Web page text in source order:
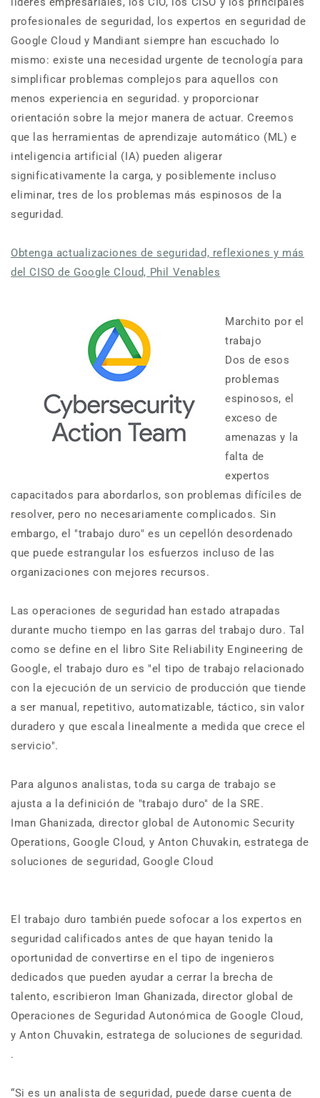
profesionales de seguridad, los expertos en seguridad de
Google Cloud y Mandiant siempre han escuchado lo
mismo: existe una necesidad urgente de tecnología para
simplificar problemas complejos para aquellos con
menos experiencia en seguridad. y proporcionar
orientación sobre la mejor manera de actuar. Creemos
que las herramientas de aprendizaje automático (ML) e
inteligencia artificial (IA) pueden aligerar
significativamente la carga, y posiblemente incluso
eliminar, tres de los problemas más espinosos de la
seguridad.
Obtenga actualizaciones de seguridad, reflexiones y más
del CISO de Google Cloud, Phil Venables
Marchito por el
trabajo
Dos de esos
problemas
espinosos, el
exceso de
amenazas y la
falta de
expertos
capacitados para abordarlos, son problemas difíciles de
resolver, pero no necesariamente complicados. Sin
embargo, el "trabajo duro" es un cepellón desordenado
que puede estrangular los esfuerzos incluso de las
organizaciones con mejores recursos.
Las operaciones de seguridad han estado atrapadas
durante mucho tiempo en las garras del trabajo duro. Tal
como se define en el libro Site Reliability Engineering de
Google, el trabajo duro es "el tipo de trabajo relacionado
con la ejecución de un servicio de producción que tiende
a ser manual, repetitivo, automatizable, táctico, sin valor
duradero y que escala linealmente a medida que crece el
servicio".
Para algunos analistas, toda su carga de trabajo se
ajusta a la definición de "trabajo duro" de la SRE.
Iman Ghanizada, director global de Autonomic Security
Operations, Google Cloud, y Anton Chuvakin, estratega de
soluciones de seguridad, Google Cloud
El trabajo duro también puede sofocar a los expertos en
seguridad calificados antes de que hayan tenido la
oportunidad de convertirse en el tipo de ingenieros
dedicados que pueden ayudar a cerrar la brecha de
talento, escribieron Iman Ghanizada, director global de
Operaciones de Seguridad Autonómica de Google Cloud,
y Anton Chuvakin, estratega de soluciones de seguridad.
.
“Si es un analista de seguridad, puede darse cuenta de